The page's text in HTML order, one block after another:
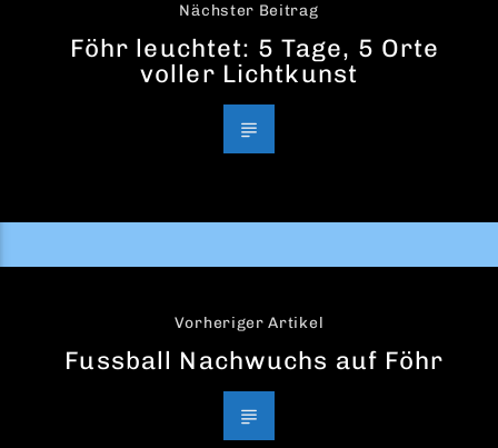
Nächster Beitrag
Föhr leuchtet: 5 Tage, 5 Orte
voller Lichtkunst
Vorheriger Artikel
Fussball Nachwuchs auf Föhr